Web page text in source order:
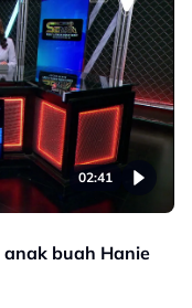
02:41
buah Hanie